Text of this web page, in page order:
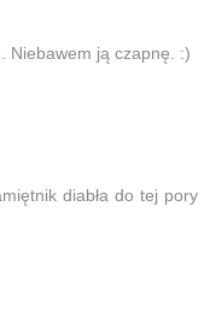
Niebawem ją czapnę. :)
diabła do tej pory